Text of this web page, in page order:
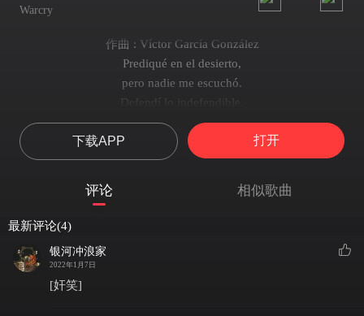
Warcry
作曲 : Víctor García González
Prediqué en el desierto,
pero nadie me escuchó.
Defendí lo indefendible,
mi gente me abandonó.
Cuánto tiempo ha pasado,
cuánto esfuerzo e ilusión,
下载APP 打开
评论 相似歌曲
最新评论(4)
银河冲浪家
2022年1月7日
[奸笑]